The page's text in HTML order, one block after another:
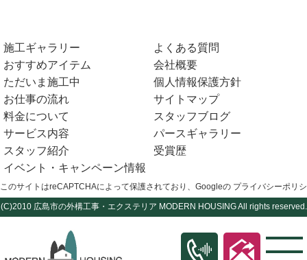
施工ギャラリー
おすすめアイテム
ただいま施工中
お仕事の流れ
料金について
サービス内容
スタッフ紹介
イベント・キャンペーン情報
よくある質問
会社概要
個人情報保護方針
サイトマップ
スタッフブログ
パースギャラリー
受賞歴
このサイトはreCAPTCHAによって保護されており、Googleの プライバシーポリ
(C)2010 広島市の外構工事・エクステリア MODERN HOUSING All rights reserved.